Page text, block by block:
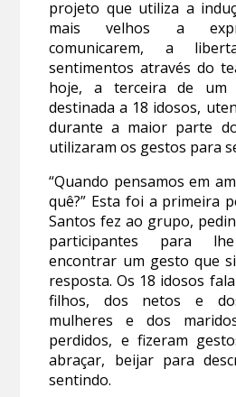
projeto que utiliza a
mais velhos a
comunicarem, a
sentimentos através do
hoje, a terceira de
destinada a 18 idosos,
durante a maior parte
utilizaram os gestos para
“Quando pensamos em
quê?” Esta foi a primeira
Santos fez ao grupo,
participantes para
encontrar um gesto que
resposta. Os 18 idosos
filhos, dos netos e
mulheres e dos
perdidos, e fizeram
abraçar, beijar para
sentindo.